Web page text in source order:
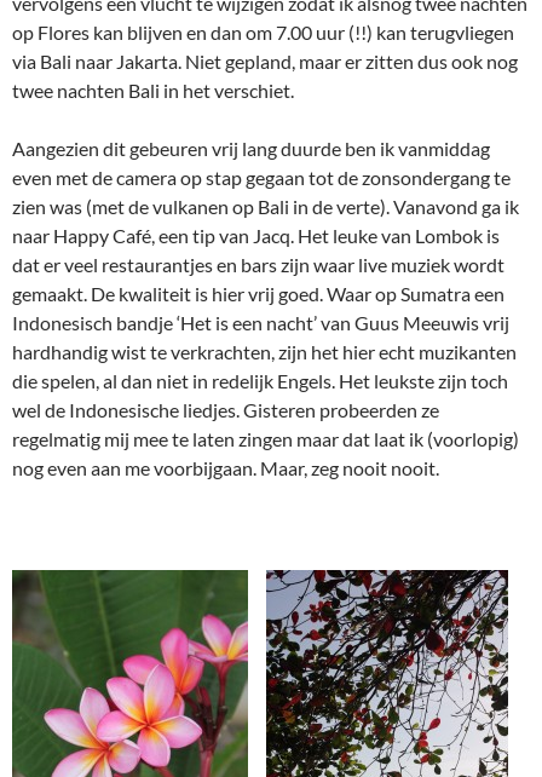
op Flores kan blijven en dan om 7.00 uur (!!) kan terugvliegen
via Bali naar Jakarta. Niet gepland, maar er zitten dus ook nog
twee nachten Bali in het verschiet.
Aangezien dit gebeuren vrij lang duurde ben ik vanmiddag
even met de camera op stap gegaan tot de zonsondergang te
zien was (met de vulkanen op Bali in de verte). Vanavond ga ik
naar Happy Café, een tip van Jacq. Het leuke van Lombok is
dat er veel restaurantjes en bars zijn waar live muziek wordt
gemaakt. De kwaliteit is hier vrij goed. Waar op Sumatra een
Indonesisch bandje ‘Het is een nacht’ van Guus Meeuwis vrij
hardhandig wist te verkrachten, zijn het hier echt muzikanten
die spelen, al dan niet in redelijk Engels. Het leukste zijn toch
wel de Indonesische liedjes. Gisteren probeerden ze
regelmatig mij mee te laten zingen maar dat laat ik (voorlopig)
nog even aan me voorbijgaan. Maar, zeg nooit nooit.